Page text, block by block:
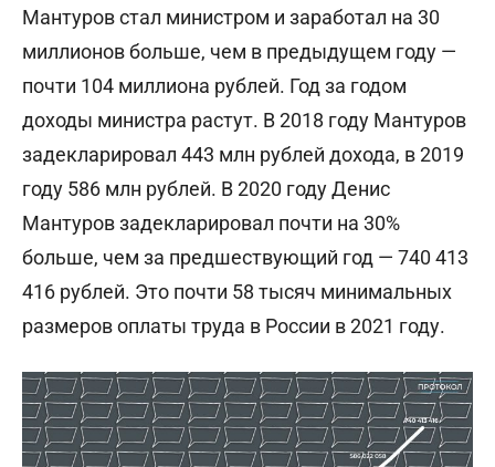
Мантуров стал министром и заработал на 30
миллионов больше, чем в предыдущем году —
почти 104 миллиона рублей. Год за годом
доходы министра растут. В 2018 году Мантуров
задекларировал 443 млн рублей дохода, в 2019
году 586 млн рублей. В 2020 году Денис
Мантуров задекларировал почти на 30%
больше, чем за предшествующий год — 740 413
416 рублей. Это почти 58 тысяч минимальных
размеров оплаты труда в России в 2021 году.